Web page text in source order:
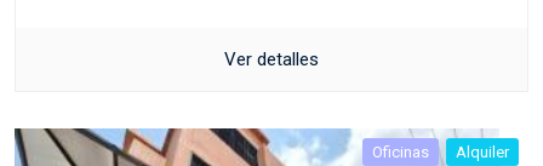
Ver detalles
Oficinas Alquiler